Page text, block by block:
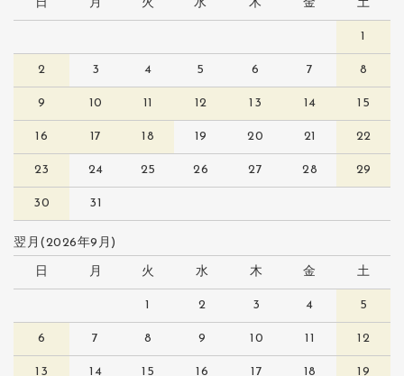
日 月 火 水 木 金 土
1
2 3 4 5 6 7 8
9 10 11 12 13 14 15
16 17 18 19 20 21 22
23 24 25 26 27 28 29
30 31
翌月(2026年9月)
日 月 火 水 木 金 土
1 2 3 4 5
6 7 8 9 10 11 12
13 14 15 16 17 18 19